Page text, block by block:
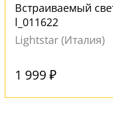
Встраиваемый
l_011622
Lightstar (Италия)
1 999 ₽